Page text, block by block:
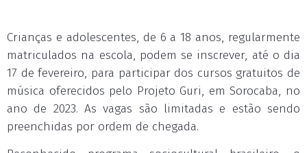
Crianças e adolescentes, de 6 a 18 anos, regularmente
matriculados na escola, podem se inscrever, até o dia
17 de fevereiro, para participar dos cursos gratuitos de
música oferecidos pelo Projeto Guri, em Sorocaba, no
ano de 2023. As vagas são limitadas e estão sendo
preenchidas por ordem de chegada.